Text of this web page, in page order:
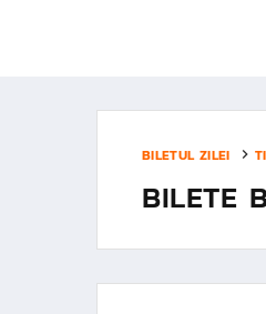
BILETUL ZILEI
BILETE